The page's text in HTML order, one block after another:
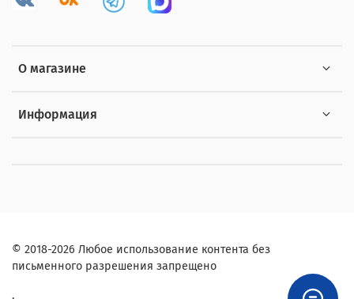
О магазине
Информация
© 2018-2026 Любое использование контента без
письменного разрешения запрещено
,